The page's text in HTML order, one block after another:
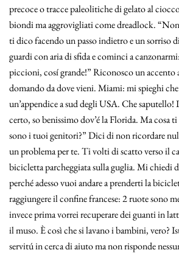
precoce o tracce paleolitiche di gelato al
biondi ma aggrovigliati come dreadlock.
ti dico facendo un passo indietro e un sorriso
guardi con aria di sfida e cominci a
piccioni, cosí grande!” Riconosco un accento
domando da dove vieni. Miami: mi spieghi
un’appendice a sud degli USA. Che
certo, so benissimo dov’é la Florida. Ma cosa
sono i tuoi genitori?” Dici di non ricordare
un problema per te. Ti volti di scatto verso il
bicicletta parcheggiata sulla guglia. Mi chiedi
perché adesso vuoi andare a prenderti la
raggiungere il confine francese: 2 ruote sono
invece prima vorrei recuperare dei guanti in
il muso. È così che si lavano i bambini, vero?
servitú in cerca di aiuto ma non risponde